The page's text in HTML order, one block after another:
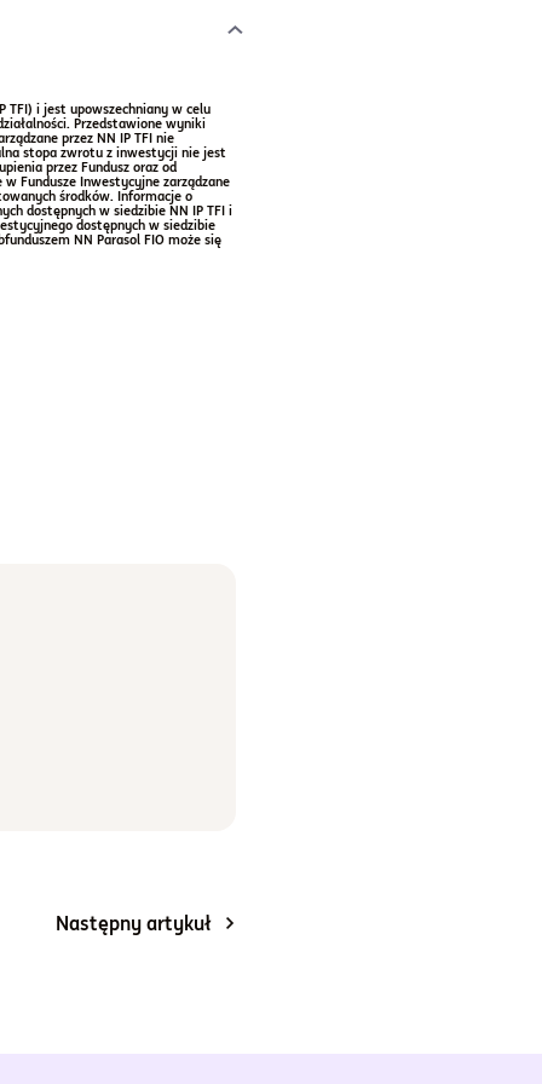
TFI) i jest upowszechniany w celu
Przedstawione wyniki
przez NN IP TFI nie
stopa zwrotu z inwestycji nie jest
przez Fundusz oraz od
Fundusze Inwestycyjne zarządzane
środków. Informacje o
dostępnych w siedzibie NN IP TFI i
dostępnych w siedzibie
NN Parasol FIO może się
Następny artykuł